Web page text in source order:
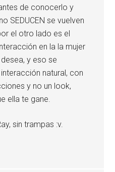
de conocerlo y
SEDUCEN se vuelven
el otro lado es el
en la la mujer
y eso se
natural, con
y no un look,
ella te gane.
sin trampas :v.